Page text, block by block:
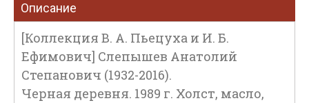
Описание
[Коллекция В. А. Пьецуха и И. Б.
Ефимович] Слепышев Анатолий
Степанович (1932-2016).
Черная деревня. 1989 г. Холст, масло,